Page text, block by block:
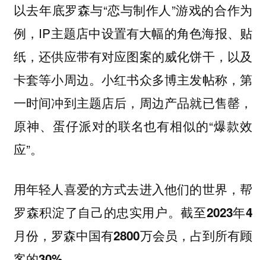
以去年底罗森与“恋与制作人”游戏的合作为
例，IP主题店中设置有大幅的角色海报、贴
纸，还供应带有对应图案的威化饼干，以及
卡套等小周边。小红书众多博主发帖称，第
一时间冲到主题店后，周边产品就已售罄，
原神、蛋仔派对的联名也有相似的“爆款效
应”。
用年轻人喜爱的方式去进入他们的世界，帮
罗森积淀了自己的忠实用户。截至2023年4
月份，罗森中国有2800万会员，占到所有顾